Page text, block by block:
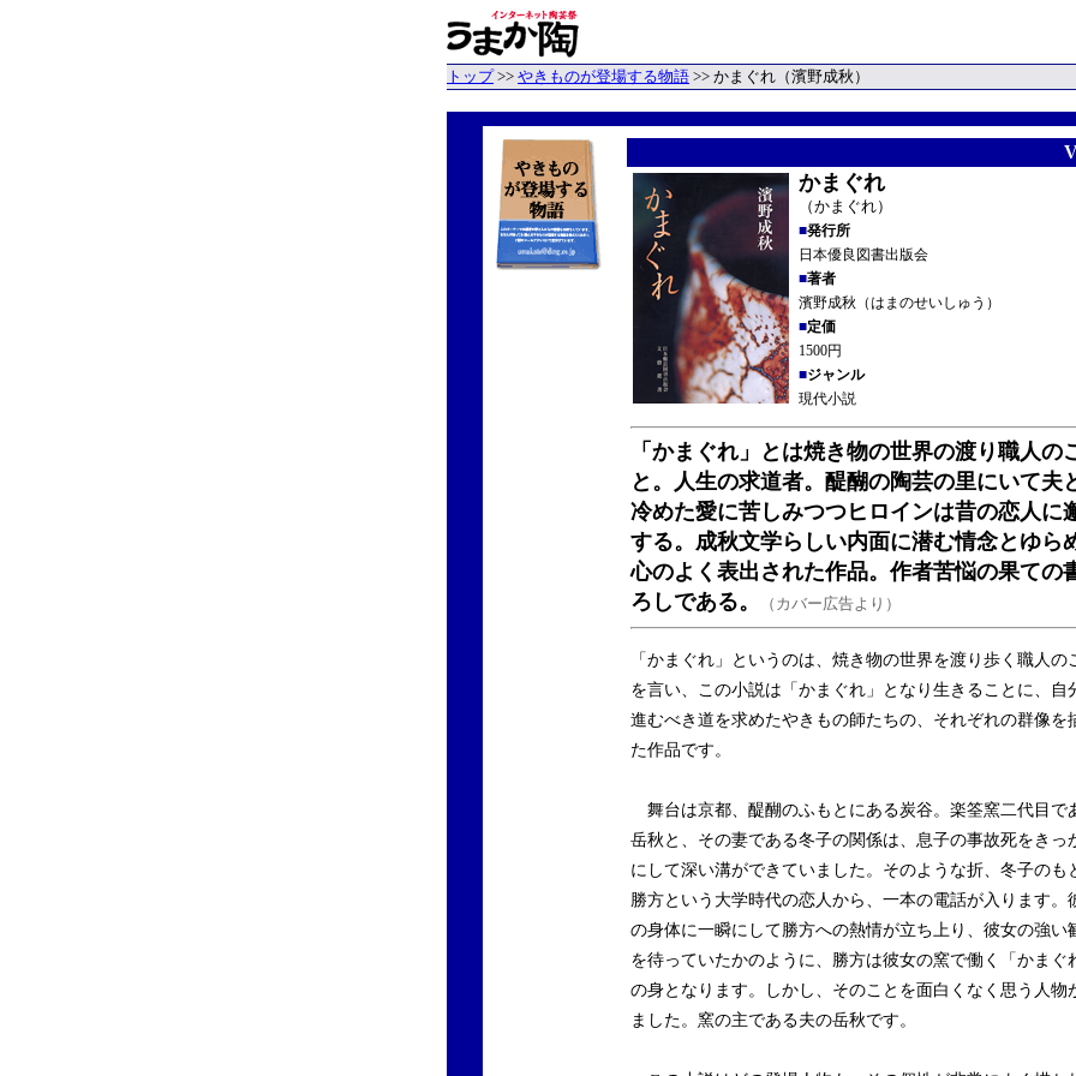
トップ>> やきものが登場する物語 >> かまぐれ（濱野成秋）
かまぐれ
（かまぐれ）
■発行所
日本優良図書出版会
■著者
濱野成秋（はまのせいしゅう）
■定価
1500円
■ジャンル
現代小説
「かまぐれ」とは焼き物の世界の渡り職人の
と。人生の求道者。醍醐の陶芸の里にいて夫
冷めた愛に苦しみつつヒロインは昔の恋人に
する。成秋文学らしい内面に潜む情念とゆら
心のよく表出された作品。作者苦悩の果ての
ろしである。
（カバー広告より）
「かまぐれ」というのは、焼き物の世界を渡り歩く職人の
を言い、この小説は「かまぐれ」となり生きることに、自
進むべき道を求めたやきもの師たちの、それぞれの群像を
た作品です。
舞台は京都、醍醐のふもとにある炭谷。楽筌窯二代目で
岳秋と、その妻である冬子の関係は、息子の事故死をきっ
にして深い溝ができていました。そのような折、冬子のも
勝方という大学時代の恋人から、一本の電話が入ります。
の身体に一瞬にして勝方への熱情が立ち上り、彼女の強い
を待っていたかのように、勝方は彼女の窯で働く「かまぐ
の身となります。しかし、そのことを面白くなく思う人物
ました。窯の主である夫の岳秋です。